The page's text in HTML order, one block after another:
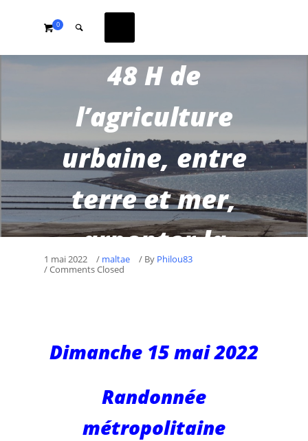
0
48 H de
l’agriculture
urbaine, entre
terre et mer,
arpenter la
plaine agricole
MALTAE
1 mai 2022 / maltae / By Philou83
/ Comments Closed
Dimanche 15 mai 2022
Randonnée
métropolitaine